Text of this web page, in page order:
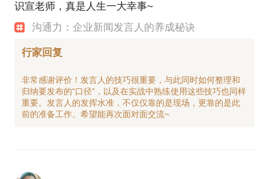
识宣老师，真是人生一大幸事~
沟通力：企业新闻发言人的养成秘诀
行家回复
非常感谢评价！发言人的技巧很重要，与此同时如何整理和
归纳要发布的“口径”，以及在实战中熟练使用这些技巧也同样
重要。发言人的发挥水准，不仅仅靠的是现场，更靠的是此